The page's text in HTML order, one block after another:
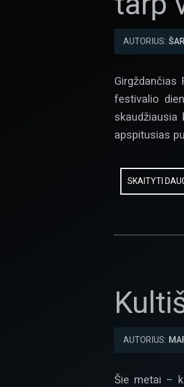
AUTORIUS:
festivalio
apspitusias
SKAITYTI
AUTORIUS:
Šie metai –